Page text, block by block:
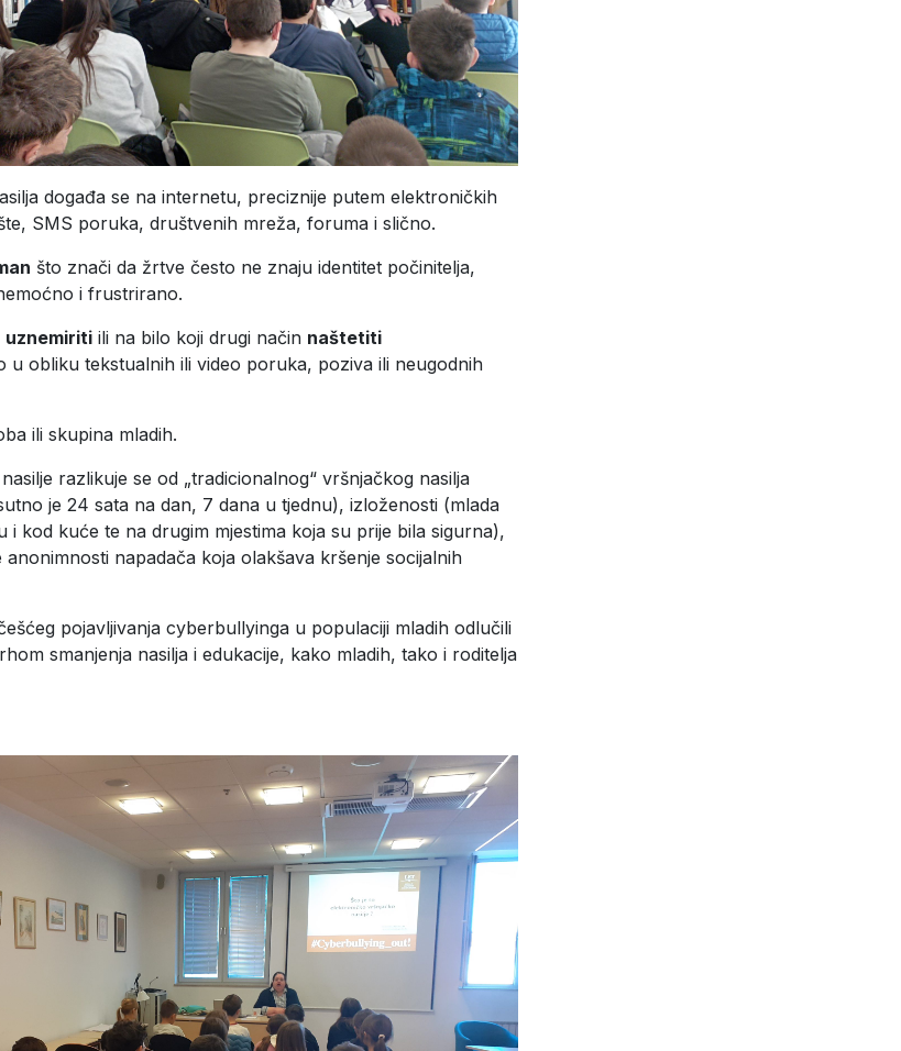
događa se na internetu, preciznije putem elektroničkih
SMS poruka, društvenih mreža, foruma i slično.
što znači da žrtve često ne znaju identitet počinitelja,
i frustrirano.
uznemiriti ili na bilo koji drugi način naštetiti
u obliku tekstualnih ili video poruka, poziva ili neugodnih
ili skupina mladih.
razlikuje se od „tradicionalnog“ vršnjačkog nasilja
je 24 sata na dan, 7 dana u tjednu), izloženosti (mlada
i kod kuće te na drugim mjestima koja su prije bila sigurna),
napadača koja olakšava kršenje socijalnih
pojavljivanja cyberbullyinga u populaciji mladih odlučili
smanjenja nasilja i edukacije, kako mladih, tako i roditelja